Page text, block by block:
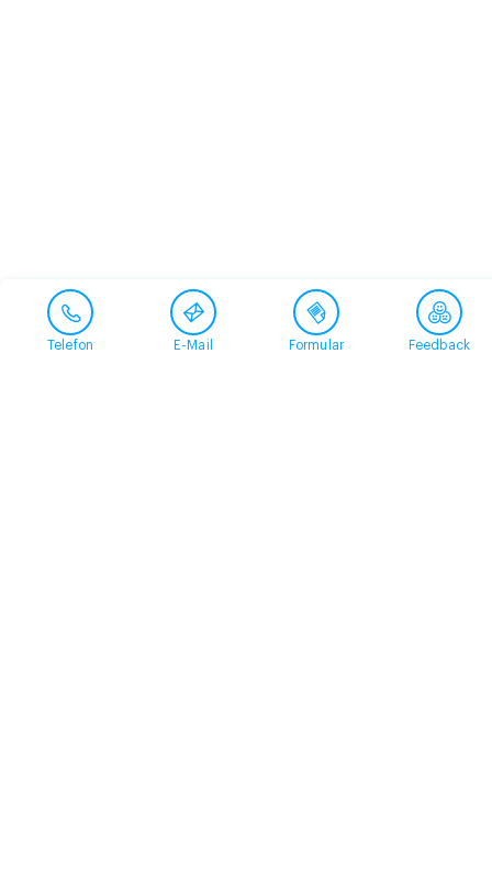
Telefon E-Mail Formular Feedback